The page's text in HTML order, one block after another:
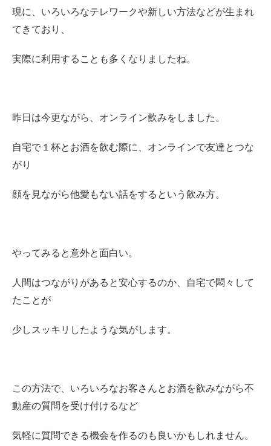
現に、いろいろなテレワークや新しい方法などが生まれ
てきており、
実際に利用することも多くなりましたね。
昨日は今更ながら、オンライン飲みをしました。
自宅で１杯とお酒を飲む際に、オンラインで友達とつな
がり
顔を見ながら他愛もない話をするという飲み方。
やってみると意外と面白い。
人間はつながりがあると安心するのか、自宅で悶々して
たことが
少しスッキリしたような気がします。
この方法で、いろいろなお客さんとお酒を飲みながら不
動産の質問を受け付けるなど
気軽に質問できる機会を作るのも良いかもしれません。